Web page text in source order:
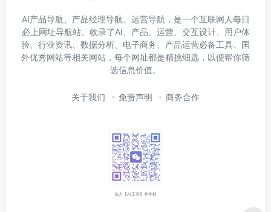
AI产品导航、产品经理导航、运营导航，是一个互联网人每日
必上网址导航站。收录了AI、产品、运营、交互设计、用户体
验、行业资讯、数据分析、电子商务、产品运营必备工具、国
外优秀网站等相关网站，每个网址都是精挑细选，以便帮你筛
选信息价值。
关于我们 免责声明 商务合作
加入【AI工具】共学群